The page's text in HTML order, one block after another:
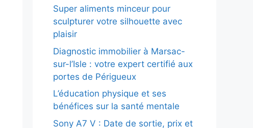
Super aliments minceur pour
sculpturer votre silhouette avec
plaisir
Diagnostic immobilier à Marsac-
sur-l’Isle : votre expert certifié aux
portes de Périgueux
L’éducation physique et ses
bénéfices sur la santé mentale
Sony A7 V : Date de sortie, prix et